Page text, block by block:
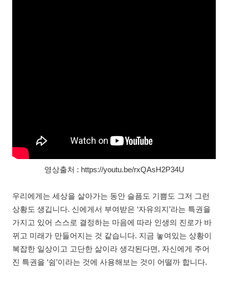
영상출처 : https://youtu.be/rxQAsH2P34U
우리에게는 세상을 살아가는 동안 슬픔도 기쁨도 그저 그런
상황도 생깁니다. 신에게서 부여받은 ‘자유의지’라는 특권을
가지고 있어 스스로 결정하는 마음에 따라 인생의 진로가 바
뀌고 미래가 만들어지는 것 같습니다. 지금 놓여있는 상황이
복잡한 일상이고 고단한 삶이라 생각된다면, 자신에게 주어
진 특권을 ‘쉼’이라는 것에 사용해보는 것이 어떨까 합니다.